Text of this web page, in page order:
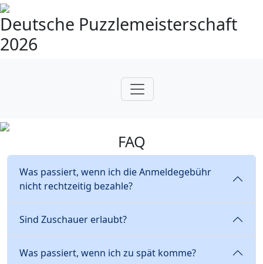
Deutsche Puzzlemeisterschaft
2026
FAQ
Was passiert, wenn ich die Anmeldegebühr
nicht rechtzeitig bezahle?
Sind Zuschauer erlaubt?
Was passiert, wenn ich zu spät komme?